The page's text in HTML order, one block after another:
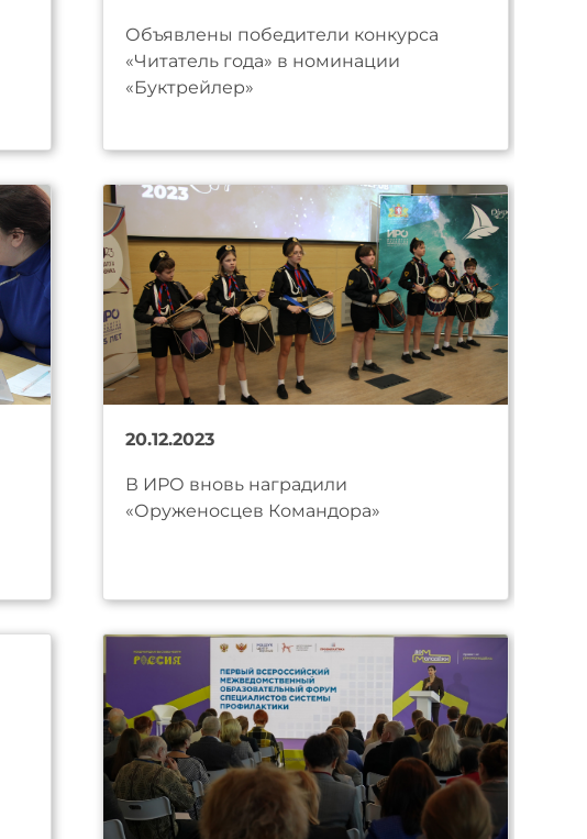
Объявлены победители конкурса
«Читатель года» в номинации
«Буктрейлер»
20.12.2023
В ИРО вновь наградили
«Оруженосцев Командора»